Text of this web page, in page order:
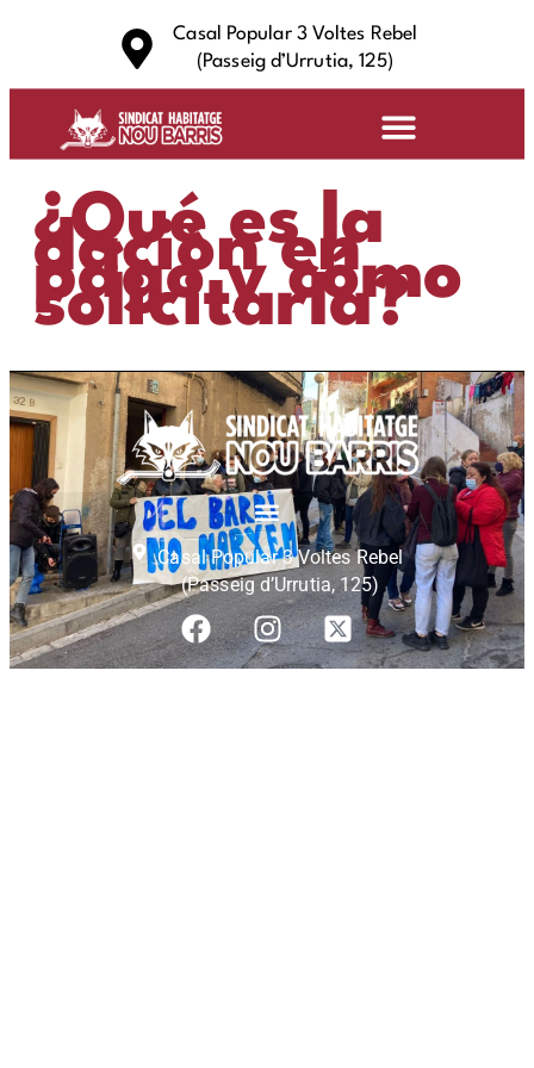
Casal Popular 3 Voltes Rebel
(Passeig d’Urrutia, 125)
¿Qué es la
dación en
pago y cómo
solicitarla?
Casal Popular 3 Voltes Rebel
(Passeig d’Urrutia, 125)